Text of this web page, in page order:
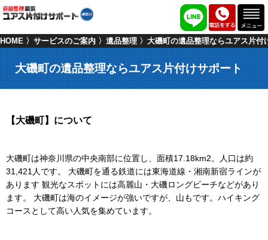
HOME サービスのご案内 遺品整理 大磯町の遺品整理ならユアス片付
大磯町の遺品整理ならユアス片付けサポート
【大磯町】について
大磯町は神奈川県の中央南部に位置し、面積17.18km2。人口は約
31,421人です。 大磯町を通る鉄道には東海道線・湘南新宿ラインが
あります 観光なスポットには高麗山・大磯ロングビーチなどがあり
ます。 大磯町は海のイメージが強いですが、山もです。ハイキング
コースとして高い人気を集めています。